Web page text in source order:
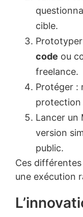
cible.
code ou
freelance.
Protéger :
protection
Lancer un
version
public.
Ces
une exécution